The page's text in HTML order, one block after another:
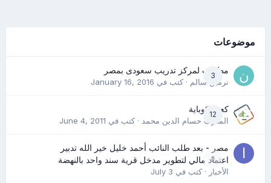
موضوعات
3
مطلوب لمركز تدريب سعودى بمصر
نرمين سالم· كتب في January 16, 2016
12
كعب كوباية
المدرب حسام الدين محمد· كتب في June 4, 2011
0
مصر - بعد طلب النائب أحمد خليل خير الله تدبير
اعتماد مالي لتطوير مدخل قرية سند واحد بالنهضة
الأخبار· كتب في July 3